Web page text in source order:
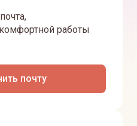
работы
почту